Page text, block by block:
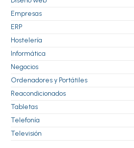
Empresas
ERP
Hostelería
Informática
Negocios
Ordenadores y Portátiles
Reacondicionados
Tabletas
Telefonía
Televisión